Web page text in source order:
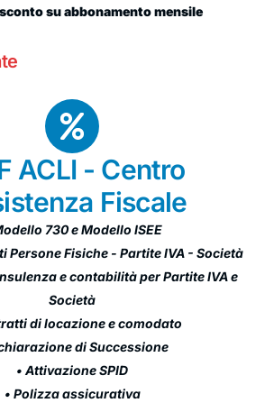
su abbonamento mensile
ACLI - Centro
Fiscale
730 e Modello ISEE
Persone Fisiche - Partite IVA - Società
e contabilità per Partite IVA e
Società
di locazione e comodato
di Successione
• Attivazione SPID
• Polizza assicurativa